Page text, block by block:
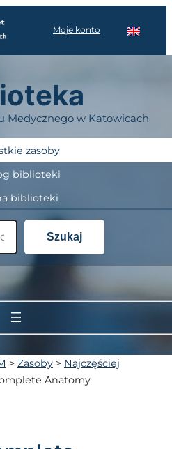
Moje konto
Medycznego w Katowicach
zasoby
biblioteki
biblioteki
Szukaj
> Zasoby > Najczęściej
Anatomy